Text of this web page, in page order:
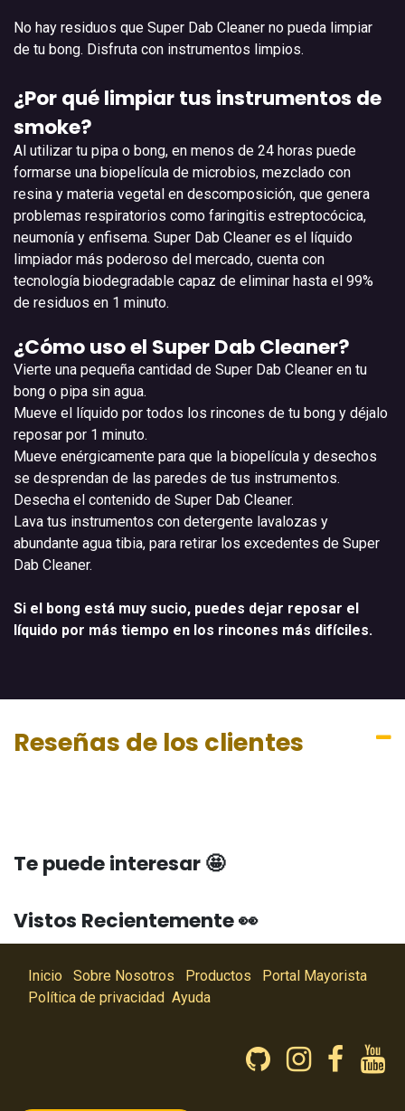
No hay residuos que Super Dab Cleaner no pueda limpiar
de tu bong. Disfruta con instrumentos limpios.
¿Por qué limpiar tus instrumentos de
smoke?
Al utilizar tu pipa o bong, en menos de 24 horas puede
formarse una biopelícula de microbios, mezclado con
resina y materia vegetal en descomposición, que genera
problemas respiratorios como faringitis estreptocócica,
neumonía y enfisema. Super Dab Cleaner es el líquido
limpiador más poderoso del mercado, cuenta con
tecnología biodegradable capaz de eliminar hasta el 99%
de residuos en 1 minuto.
¿Cómo uso el Super Dab Cleaner?
Vierte una pequeña cantidad de Super Dab Cleaner en tu
bong o pipa sin agua.
Mueve el líquido por todos los rincones de tu bong y déjalo
reposar por 1 minuto.
Mueve enérgicamente para que la biopelícula y desechos
se desprendan de las paredes de tus instrumentos.
Desecha el contenido de Super Dab Cleaner.
Lava tus instrumentos con detergente lavalozas y
abundante agua tibia, para retirar los excedentes de Super
Dab Cleaner.
Si el bong está muy sucio, puedes dejar reposar el
líquido por más tiempo en los rincones más difíciles.
Reseñas de los clientes
Te puede interesar 🤩
Vistos Recientemente 👀
Inicio Sobre Nosotros Productos
Portal Mayorista
Política de privacidad Ayuda